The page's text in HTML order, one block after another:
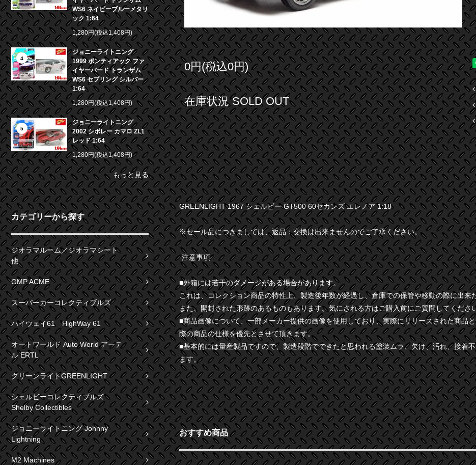
WS6 ネイビーブルーメタリ
ック 1:64
1,280円(税込1,408円)
4
ジョニーライトニング
1999 ポンティアック ファ
イヤーバード トランザム
WS6 セブリング シルバー
1:64
1,280円(税込1,408円)
5
ジョニーライトニング
2002 シボレー カマロ ZL1
レッド 1:64
1,280円(税込1,408円)
もっと見る
カテゴリーから探す
ジオラマルーム／ジオラマシート
他
GMP ACME
スーパーカーコレクティブルズ
ハイウェイ61 HighWay 61
オートワールド Auto World アーテ
ル ERTL
グリーンライトGREENLIGHT
シェルビーコレクティブルズ
Shelby Collectibles
ジョニーライトニング Johnny
Lightning
M2 Machines
0円(税込0円)
在庫状況 SOLD OUT
GREENLIGHT 1967 シェルビー GT500 60セカンズ エレノア 1:18
※セール品につきましては、返品：交換は出来ませんのでご了承ください。
-注意事項-
■外箱には若干のダメージがある場合があります。
これは、コレクション商品の特性上、製造後年数が経過し、倉庫での保管や移動の際に出来
また、開封された形跡のあるものもあります。気にされる方はご購入前にご質問してくださ
■商品画像について、一部メーカー提供の画像を使用しており、実際にリリースされた商品
際の商品の仕様を優先とさせて頂きます。
■基本的には量産製品ですので、製造段階でできたと思われる塗装ムラ、欠け、汚れ、接着
ます。
おすすめ商品